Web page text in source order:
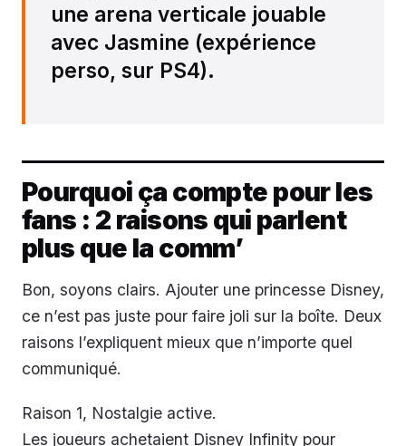
une arena verticale jouable
avec Jasmine (expérience
perso, sur PS4).
Pourquoi ça compte pour les
fans : 2 raisons qui parlent
plus que la comm’
Bon, soyons clairs. Ajouter une princesse Disney,
ce n’est pas juste pour faire joli sur la boîte. Deux
raisons l’expliquent mieux que n’importe quel
communiqué.
Raison 1, Nostalgie active.
Les joueurs achetaient Disney Infinity pour